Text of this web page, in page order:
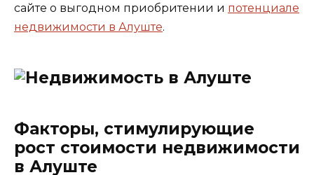
сайте о выгодном приобритении и потенциале
недвижимости в Алуште.
Факторы, стимулирующие
рост стоимости недвижимости
в Алуште